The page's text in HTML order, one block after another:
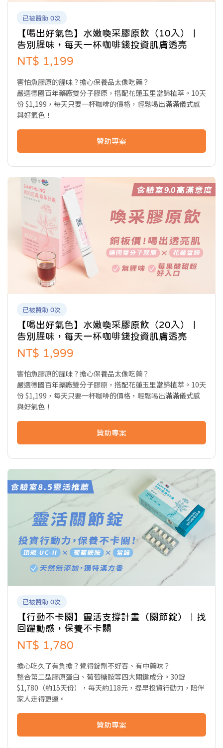
已被贊助 0次
【喝出好氣色】水嫩喚采膠原飲（10入）｜
告別腥味，每天一杯咖啡錢投資肌膚透亮
NT$ 1,199
害怕魚膠原的腥味？擔心保養品太像吃藥？
嚴選德國百年藥廠雙分子膠原，搭配花蓮玉里當歸植萃。10天
份 $1,199，每天只要一杯咖啡的價格，輕鬆喝出滿滿儀式感
與好氣色！
贊助專案
已被贊助 0次
【喝出好氣色】水嫩喚采膠原飲（20入）｜
告別腥味，每天一杯咖啡錢投資肌膚透亮
NT$ 1,999
害怕魚膠原的腥味？擔心保養品太像吃藥？
嚴選德國百年藥廠雙分子膠原，搭配花蓮玉里當歸植萃。10天
份 $1,199，每天只要一杯咖啡的價格，輕鬆喝出滿滿儀式感
與好氣色！
贊助專案
已被贊助 0次
【行動不卡關】靈活支撐計畫（關節錠）｜找
回躍動感，保養不卡關
NT$ 1,780
擔心吃久了有負擔？覺得錠劑不好吞、有中藥味？
整合第二型膠原蛋白、葡萄糖胺等四大關鍵成分。30錠
$1,780（約15天份），每天約118元，提早投資行動力，陪伴
家人走得更遠。
贊助專案